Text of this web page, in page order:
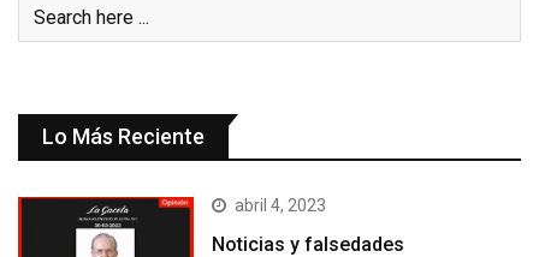
Lo Más Reciente
abril 4, 2023
Noticias y falsedades